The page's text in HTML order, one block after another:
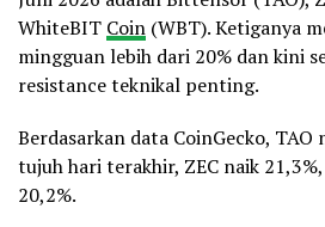
WhiteBIT Coin (WBT). Ketiganya
mingguan lebih dari 20% dan kini
resistance teknikal penting.
Berdasarkan data CoinGecko, TAO
tujuh hari terakhir, ZEC naik
20,2%.